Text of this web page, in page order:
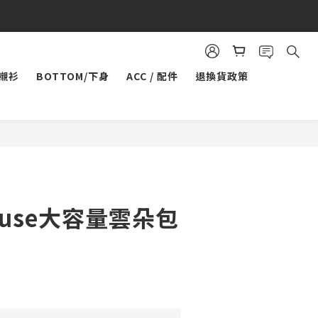
衫 BOTTOM/下身 ACC / 配件 退換貨政策
大容量雲朵包